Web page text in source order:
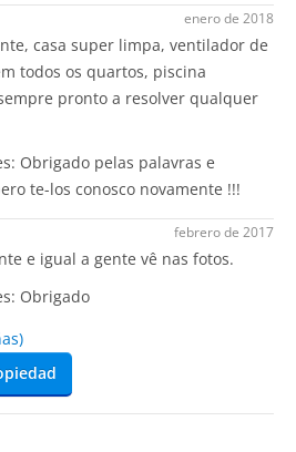
enero de 2018
casa super limpa, ventilador de
todos os quartos, piscina
pronto a resolver qualquer
Obrigado pelas palavras e
te-los conosco novamente !!!
febrero de 2017
e igual a gente vê nas fotos.
Obrigado